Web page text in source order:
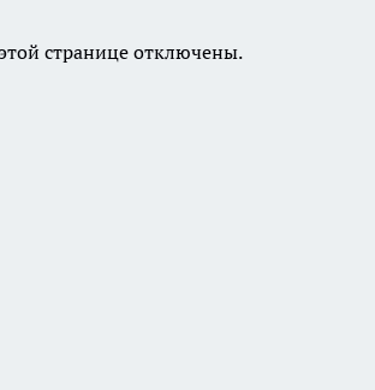
странице отключены.